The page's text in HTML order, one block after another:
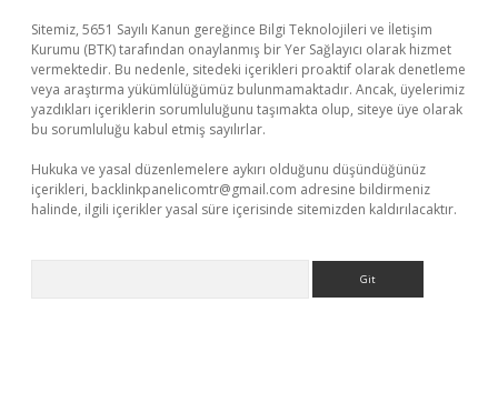
Sitemiz, 5651 Sayılı Kanun gereğince Bilgi Teknolojileri ve İletişim
Kurumu (BTK) tarafından onaylanmış bir Yer Sağlayıcı olarak hizmet
vermektedir. Bu nedenle, sitedeki içerikleri proaktif olarak denetleme
veya araştırma yükümlülüğümüz bulunmamaktadır. Ancak, üyelerimiz
yazdıkları içeriklerin sorumluluğunu taşımakta olup, siteye üye olarak
bu sorumluluğu kabul etmiş sayılırlar.
Hukuka ve yasal düzenlemelere aykırı olduğunu düşündüğünüz
içerikleri, backlinkpanelicomtr@gmail.com adresine bildirmeniz
halinde, ilgili içerikler yasal süre içerisinde sitemizden kaldırılacaktır.